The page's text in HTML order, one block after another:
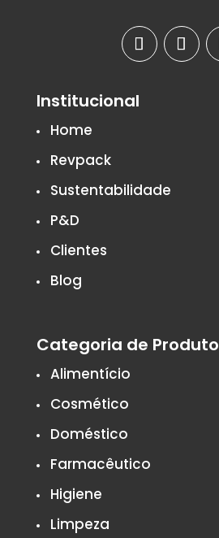
Institucional
Home
Revpack
Sustentabilidade
P&D
Clientes
Blog
Categoria de Produto
Alimentício
Cosmético
Doméstico
Farmacêutico
Higiene
Limpeza